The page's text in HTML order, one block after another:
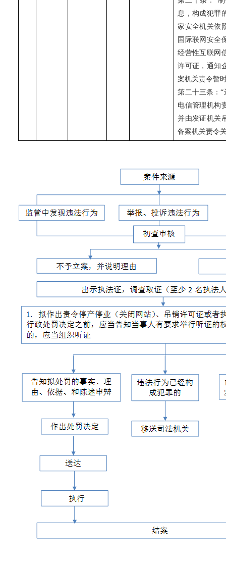
息，构成犯罪
家安全机关依
国际联网安全
经营性互联网
许可证，通知
案机关责令暂
第二十三条：
电信管理机构
并由发证机关
备案机关责令